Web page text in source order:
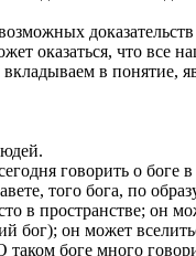
оказаться, что
в понятие,
говорить о
того бога, по
в пространстве; он
бог); он может
боге много